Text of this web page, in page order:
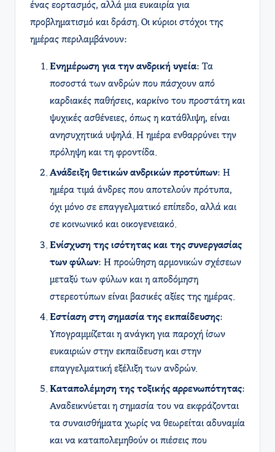
ένας εορτασμός, αλλά μια ευκαιρία για
προβληματισμό και δράση. Οι κύριοι στόχοι της
ημέρας περιλαμβάνουν:
Ενημέρωση για την ανδρική υγεία: Τα
ποσοστά των ανδρών που πάσχουν από
καρδιακές παθήσεις, καρκίνο του προστάτη και
ψυχικές ασθένειες, όπως η κατάθλιψη, είναι
ανησυχητικά υψηλά. Η ημέρα ενθαρρύνει την
πρόληψη και τη φροντίδα.
Ανάδειξη θετικών ανδρικών προτύπων: Η
ημέρα τιμά άνδρες που αποτελούν πρότυπα,
όχι μόνο σε επαγγελματικό επίπεδο, αλλά και
σε κοινωνικό και οικογενειακό.
Ενίσχυση της ισότητας και της συνεργασίας
των φύλων: Η προώθηση αρμονικών σχέσεων
μεταξύ των φύλων και η αποδόμηση
στερεοτύπων είναι βασικές αξίες της ημέρας.
Εστίαση στη σημασία της εκπαίδευσης:
Υπογραμμίζεται η ανάγκη για παροχή ίσων
ευκαιριών στην εκπαίδευση και στην
επαγγελματική εξέλιξη των ανδρών.
Καταπολέμηση της τοξικής αρρενωπότητας:
Αναδεικνύεται η σημασία του να εκφράζονται
τα συναισθήματα χωρίς να θεωρείται αδυναμία
και να καταπολεμηθούν οι πιέσεις που